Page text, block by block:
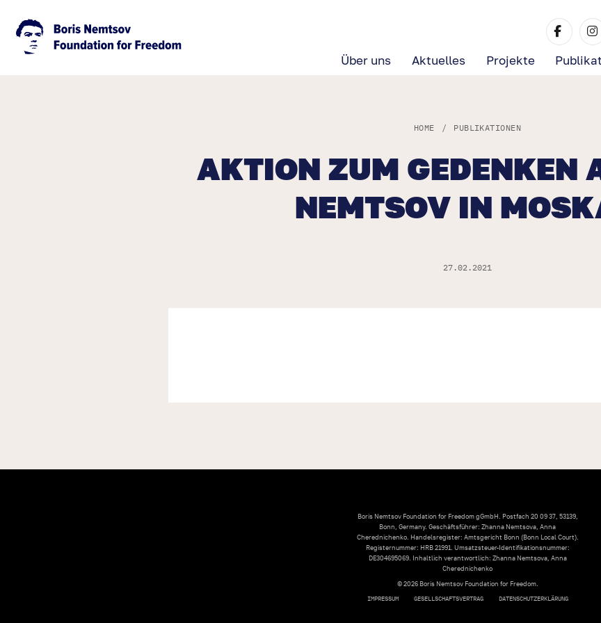
Projekte
Aktuelles
Über uns
HOME / PUBLIKATIONEN
AKTION ZUM GEDENKEN
NEMTSOV IN
27.02.2021
Boris Nemtsov Foundation for Freedom gGmbH. Postfach 20 09 37, 53139,
Bonn, Germany. Geschäftsführer: Zhanna Nemtsova, Anna
Cherednichenko. Handelsregister: Amtsgericht Bonn (Bonn Local Court).
Registernummer: HRB 21991. Umsatzsteuer-Identifikationsnummer:
DE304695069. Inhaltlich verantwortlich: Zhanna Nemtsova, Anna
Cherednichenko
© 2026 Boris Nemtsov Foundation for Freedom.
IMPRESSUM
GESELLSCHAFTSVERTRAG DATENSCHUTZERKLÄRUNG